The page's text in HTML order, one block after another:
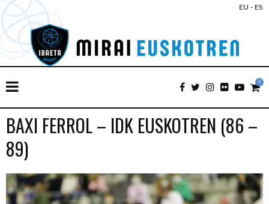
EU - ES
0
BAXI FERROL – IDK EUSKOTREN (86 –
89)